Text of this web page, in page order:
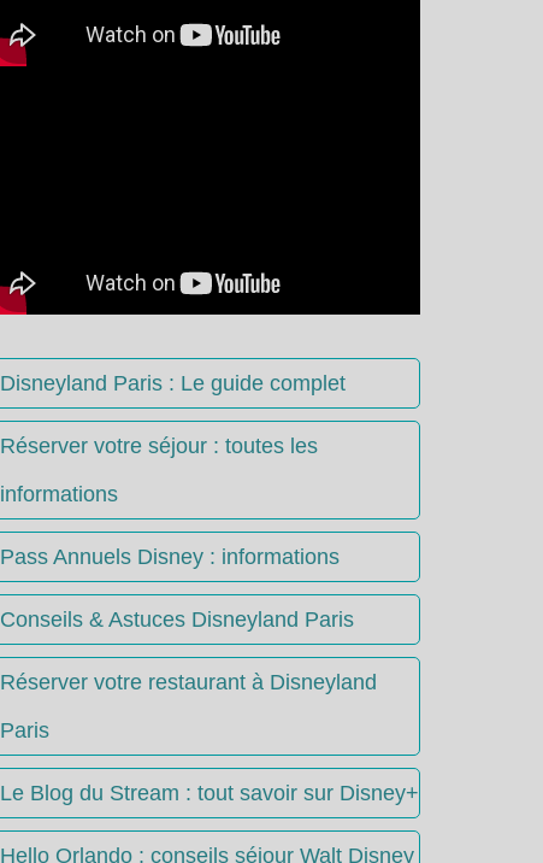
Disneyland Paris : Le guide complet
Réserver votre séjour : toutes les
informations
Pass Annuels Disney : informations
Conseils & Astuces Disneyland Paris
Réserver votre restaurant à Disneyland
Paris
Le Blog du Stream : tout savoir sur Disney+
Hello Orlando : conseils séjour Walt Disney